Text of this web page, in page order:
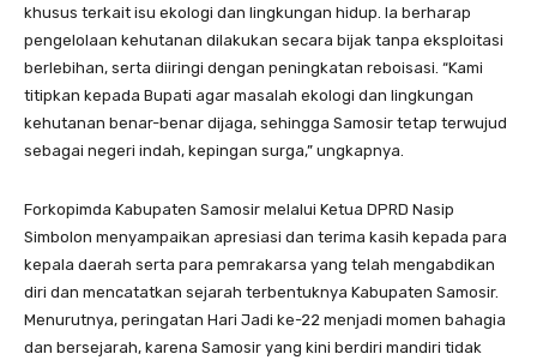
khusus terkait isu ekologi dan lingkungan hidup. Ia berharap
pengelolaan kehutanan dilakukan secara bijak tanpa eksploitasi
berlebihan, serta diiringi dengan peningkatan reboisasi. “Kami
titipkan kepada Bupati agar masalah ekologi dan lingkungan
kehutanan benar-benar dijaga, sehingga Samosir tetap terwujud
sebagai negeri indah, kepingan surga,” ungkapnya.
Forkopimda Kabupaten Samosir melalui Ketua DPRD Nasip
Simbolon menyampaikan apresiasi dan terima kasih kepada para
kepala daerah serta para pemrakarsa yang telah mengabdikan
diri dan mencatatkan sejarah terbentuknya Kabupaten Samosir.
Menurutnya, peringatan Hari Jadi ke-22 menjadi momen bahagia
dan bersejarah, karena Samosir yang kini berdiri mandiri tidak